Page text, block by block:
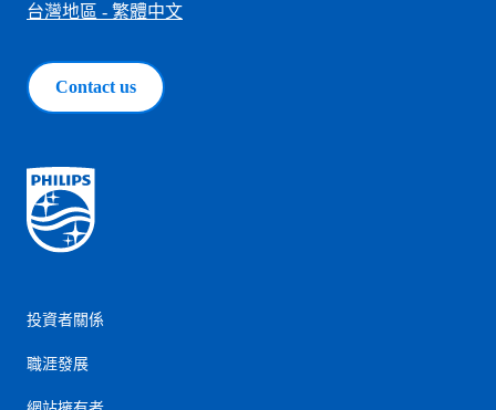
台灣地區 - 繁體中文
Contact us
投資者關係
職涯發展